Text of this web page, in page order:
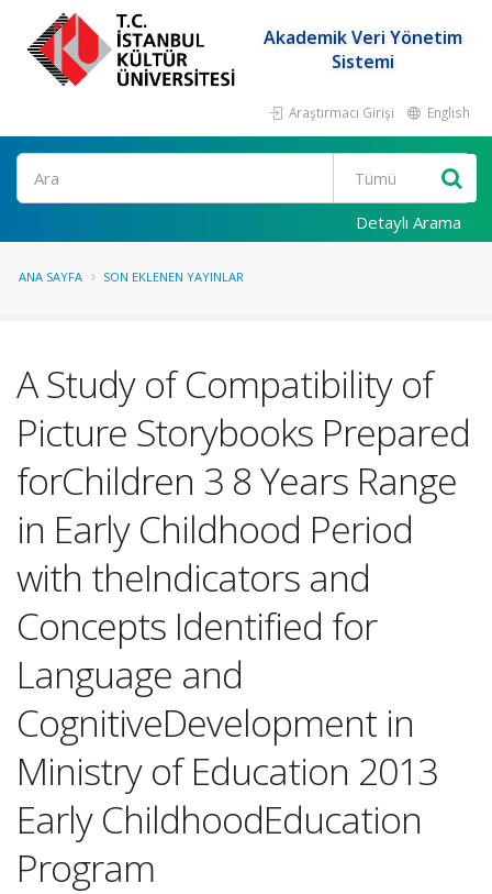
Akademik Veri Yönetim
Sistemi
Araştırmacı Girişi English
Ara
Detaylı Arama
ANA SAYFA SON EKLENEN YAYINLAR
A Study of Compatibility of
Picture Storybooks Prepared
forChildren 3 8 Years Range
in Early Childhood Period
with theIndicators and
Concepts Identified for
Language and
CognitiveDevelopment in
Ministry of Education 2013
Early ChildhoodEducation
Program